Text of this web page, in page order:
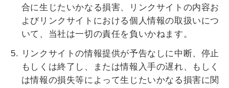
合に生じたいかなる損害、リンクサイトの内容お
よびリンクサイトにおける個人情報の取扱いにつ
いて、当社は一切の責任を負いかねます。
リンクサイトの情報提供が予告なしに中断、停止
もしくは終了し、または情報入手の遅れ、もしく
は情報の損失等によって生じたいかなる損害に関